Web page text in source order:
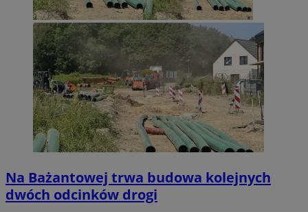
Na Bażantowej trwa budowa kolejnych
dwóch odcinków drogi